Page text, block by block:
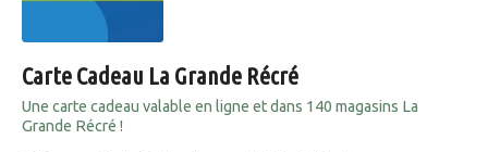
Carte Cadeau La Grande Récré
Une carte cadeau valable en ligne et dans 140 magasins La
Grande Récré !